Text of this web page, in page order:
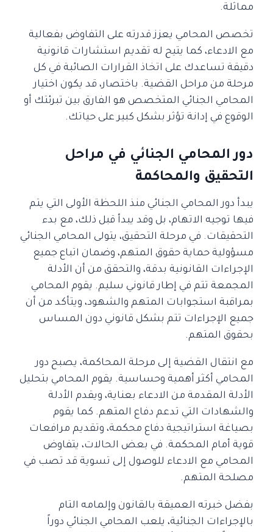
مماثلة.
تخصص المحامي يعزز قدرته على التفاوض بفعالية
مع الادعاء، كما يتيح له تقديم استشارات قانونية
دقيقة تساعدك على اتخاذ القرارات الصائبة في كل
مرحلة من مراحل القضية. باختصار، قد يكون اختيار
المحامي الجنائي المتخصص هو الفارق بين تبرئتك أو
الوقوع في إدانة تؤثر بشكل كبير على حياتك.
دور المحامي الجنائي في مراحل
التحقيق والمحاكمة
يبدأ دور المحامي الجنائي منذ اللحظة الأولى التي يتم
فيها توجيه الاتهام، بل وقد يبدأ قبل ذلك، مع بدء
التحقيقات. في مرحلة التحقيق، يتولى المحامي الجنائي
مسؤولية حماية حقوق المتهم، وضمان اتباع جميع
الإجراءات القانونية بدقة، والتحقق من أن الأدلة
المجمعة تتم في إطار قانوني سليم. يقوم المحامي
بمراقبة استجوابات المتهم والشهود، ويتأكد من أن
جميع الإجراءات تتم بشكل قانوني دون المساس
بحقوق المتهم.
مع انتقال القضية إلى مرحلة المحاكمة، يصبح دور
المحامي أكثر أهمية وحساسية. يقوم المحامي بتحليل
الأدلة المقدمة من الادعاء بعناية، ويقدم الأدلة
والشهادات التي تدعم دفاع المتهم. كما يقوم
بصياغة استراتيجية دفاع محكمة، وتقديم مرافعات
قوية أمام المحكمة. في بعض الحالات، يتفاوض
المحامي مع الادعاء للوصول إلى تسوية قد تصب في
مصلحة المتهم.
بفضل خبرته العميقة بالقانون وإلمامه التام
بالإجراءات الجنائية، يلعب المحامي الجنائي دوراً